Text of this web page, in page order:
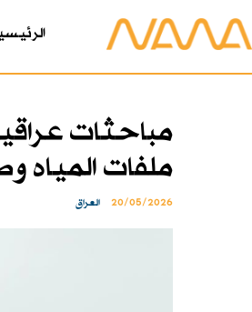
مباحثات
ملفات المياه
20/05/2026 العراق